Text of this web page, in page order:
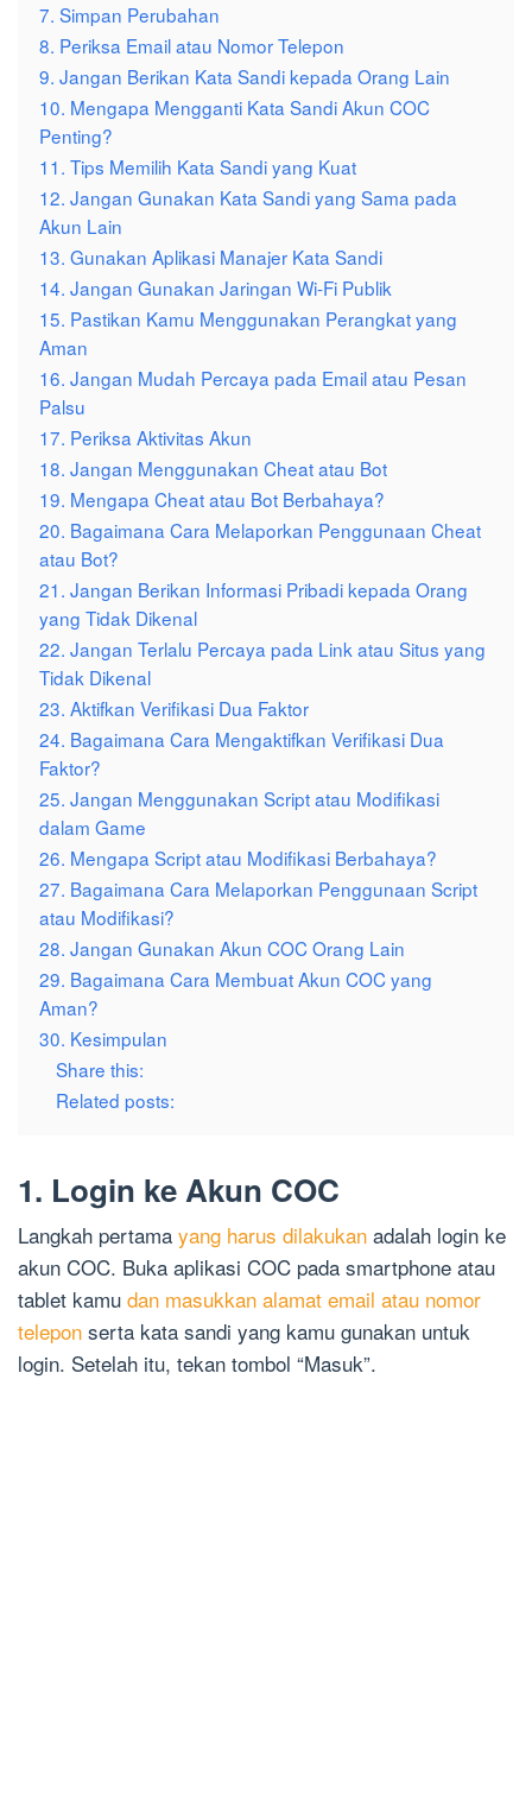
7. Simpan Perubahan
8. Periksa Email atau Nomor Telepon
9. Jangan Berikan Kata Sandi kepada Orang Lain
10. Mengapa Mengganti Kata Sandi Akun COC
Penting?
11. Tips Memilih Kata Sandi yang Kuat
12. Jangan Gunakan Kata Sandi yang Sama pada
Akun Lain
13. Gunakan Aplikasi Manajer Kata Sandi
14. Jangan Gunakan Jaringan Wi-Fi Publik
15. Pastikan Kamu Menggunakan Perangkat yang
Aman
16. Jangan Mudah Percaya pada Email atau Pesan
Palsu
17. Periksa Aktivitas Akun
18. Jangan Menggunakan Cheat atau Bot
19. Mengapa Cheat atau Bot Berbahaya?
20. Bagaimana Cara Melaporkan Penggunaan Cheat
atau Bot?
21. Jangan Berikan Informasi Pribadi kepada Orang
yang Tidak Dikenal
22. Jangan Terlalu Percaya pada Link atau Situs yang
Tidak Dikenal
23. Aktifkan Verifikasi Dua Faktor
24. Bagaimana Cara Mengaktifkan Verifikasi Dua
Faktor?
25. Jangan Menggunakan Script atau Modifikasi
dalam Game
26. Mengapa Script atau Modifikasi Berbahaya?
27. Bagaimana Cara Melaporkan Penggunaan Script
atau Modifikasi?
28. Jangan Gunakan Akun COC Orang Lain
29. Bagaimana Cara Membuat Akun COC yang
Aman?
30. Kesimpulan
Share this:
Related posts:
1. Login ke Akun COC
Langkah pertama yang harus dilakukan adalah login ke
akun COC. Buka aplikasi COC pada smartphone atau
tablet kamu dan masukkan alamat email atau nomor
telepon serta kata sandi yang kamu gunakan untuk
login. Setelah itu, tekan tombol “Masuk”.